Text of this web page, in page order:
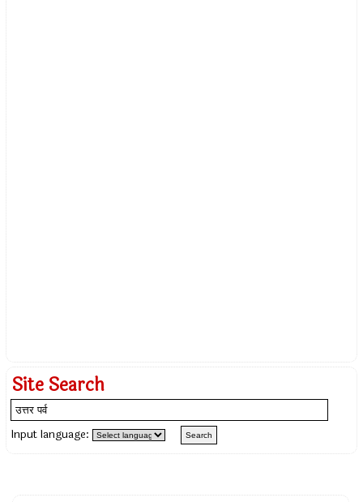
Site Search
Input language: